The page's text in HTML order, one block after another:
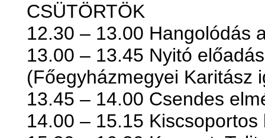
CSÜTÖRTÖK
12.30 – 13.00 Hangolódás
13.00 – 13.45 Nyitó
(Főegyházmegyei Karitász
13.45 – 14.00 Csendes
14.00 – 15.15 Kiscsoportos